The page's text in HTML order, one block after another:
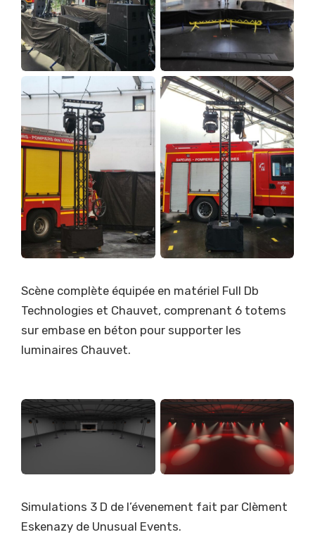
Scène complète équipée en matériel Full Db
Technologies et Chauvet, comprenant 6 totems
sur embase en béton pour supporter les
luminaires Chauvet.
Simulations 3 D de l’évenement fait par Clèment
Eskenazy de Unusual Events.